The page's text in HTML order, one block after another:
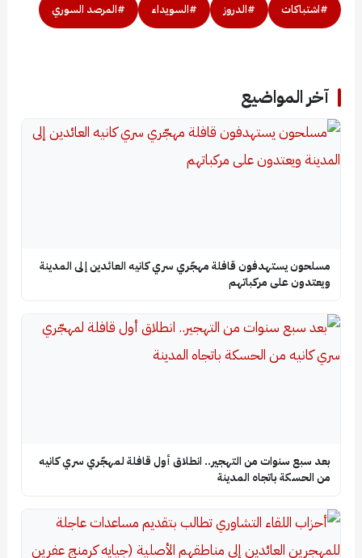
#اشتباكات #الدروز #السويداء #المرصد السوري
آخر المواضيع
مسلحون يستهدفون قافلة مهجّري سري كانيه العائدين إلى المدينة
ويعتدون على مركباتهم
بعد سبع سنوات من التهجير.. انطلاق أول قافلة لمهجّري سري كانيه
من الحسكة باتجاه المدينة